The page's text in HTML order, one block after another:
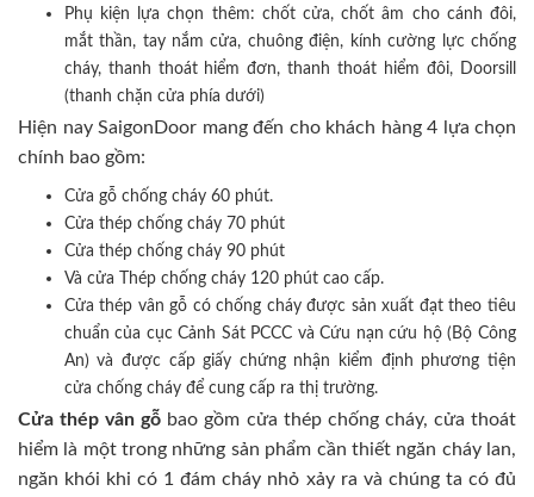
Phụ kiện lựa chọn thêm: chốt cửa, chốt âm cho cánh đôi,
mắt thần, tay nắm cửa, chuông điện, kính cường lực chống
cháy, thanh thoát hiểm đơn, thanh thoát hiểm đôi, Doorsill
(thanh chặn cửa phía dưới)
Hiện nay SaigonDoor mang đến cho khách hàng 4 lựa chọn
chính bao gồm:
Cửa gỗ chống cháy 60 phút.
Cửa thép chống cháy 70 phút
Cửa thép chống cháy 90 phút
Và cửa Thép chống cháy 120 phút cao cấp.
Cửa thép vân gỗ có chống cháy được sản xuất đạt theo tiêu
chuẩn của cục Cảnh Sát PCCC và Cứu nạn cứu hộ (Bộ Công
An) và được cấp giấy chứng nhận kiểm định phương tiện
cửa chống cháy để cung cấp ra thị trường.
Cửa thép vân gỗ bao gồm cửa thép chống cháy, cửa thoát
hiểm là một trong những sản phẩm cần thiết ngăn cháy lan,
ngăn khói khi có 1 đám cháy nhỏ xảy ra và chúng ta có đủ